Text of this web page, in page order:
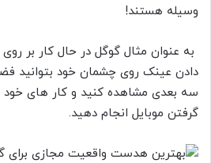
وسیله هستند!
به عنوان مثال گوگل در حال کار بر
دادن عینک روی چشمان خود بتوانید
سه بعدی مشاهده کنید و کار های خود
گرفتن موبایل انجام دهید.